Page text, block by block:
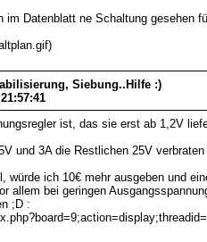
im Datenblatt ne Schaltung
Siebung..Hilfe :)
ist, das sie erst ab 1,2V
und 3A die Restlichen 25V
würde ich 10€ mehr ausgeben und
allem bei geringen
;D :